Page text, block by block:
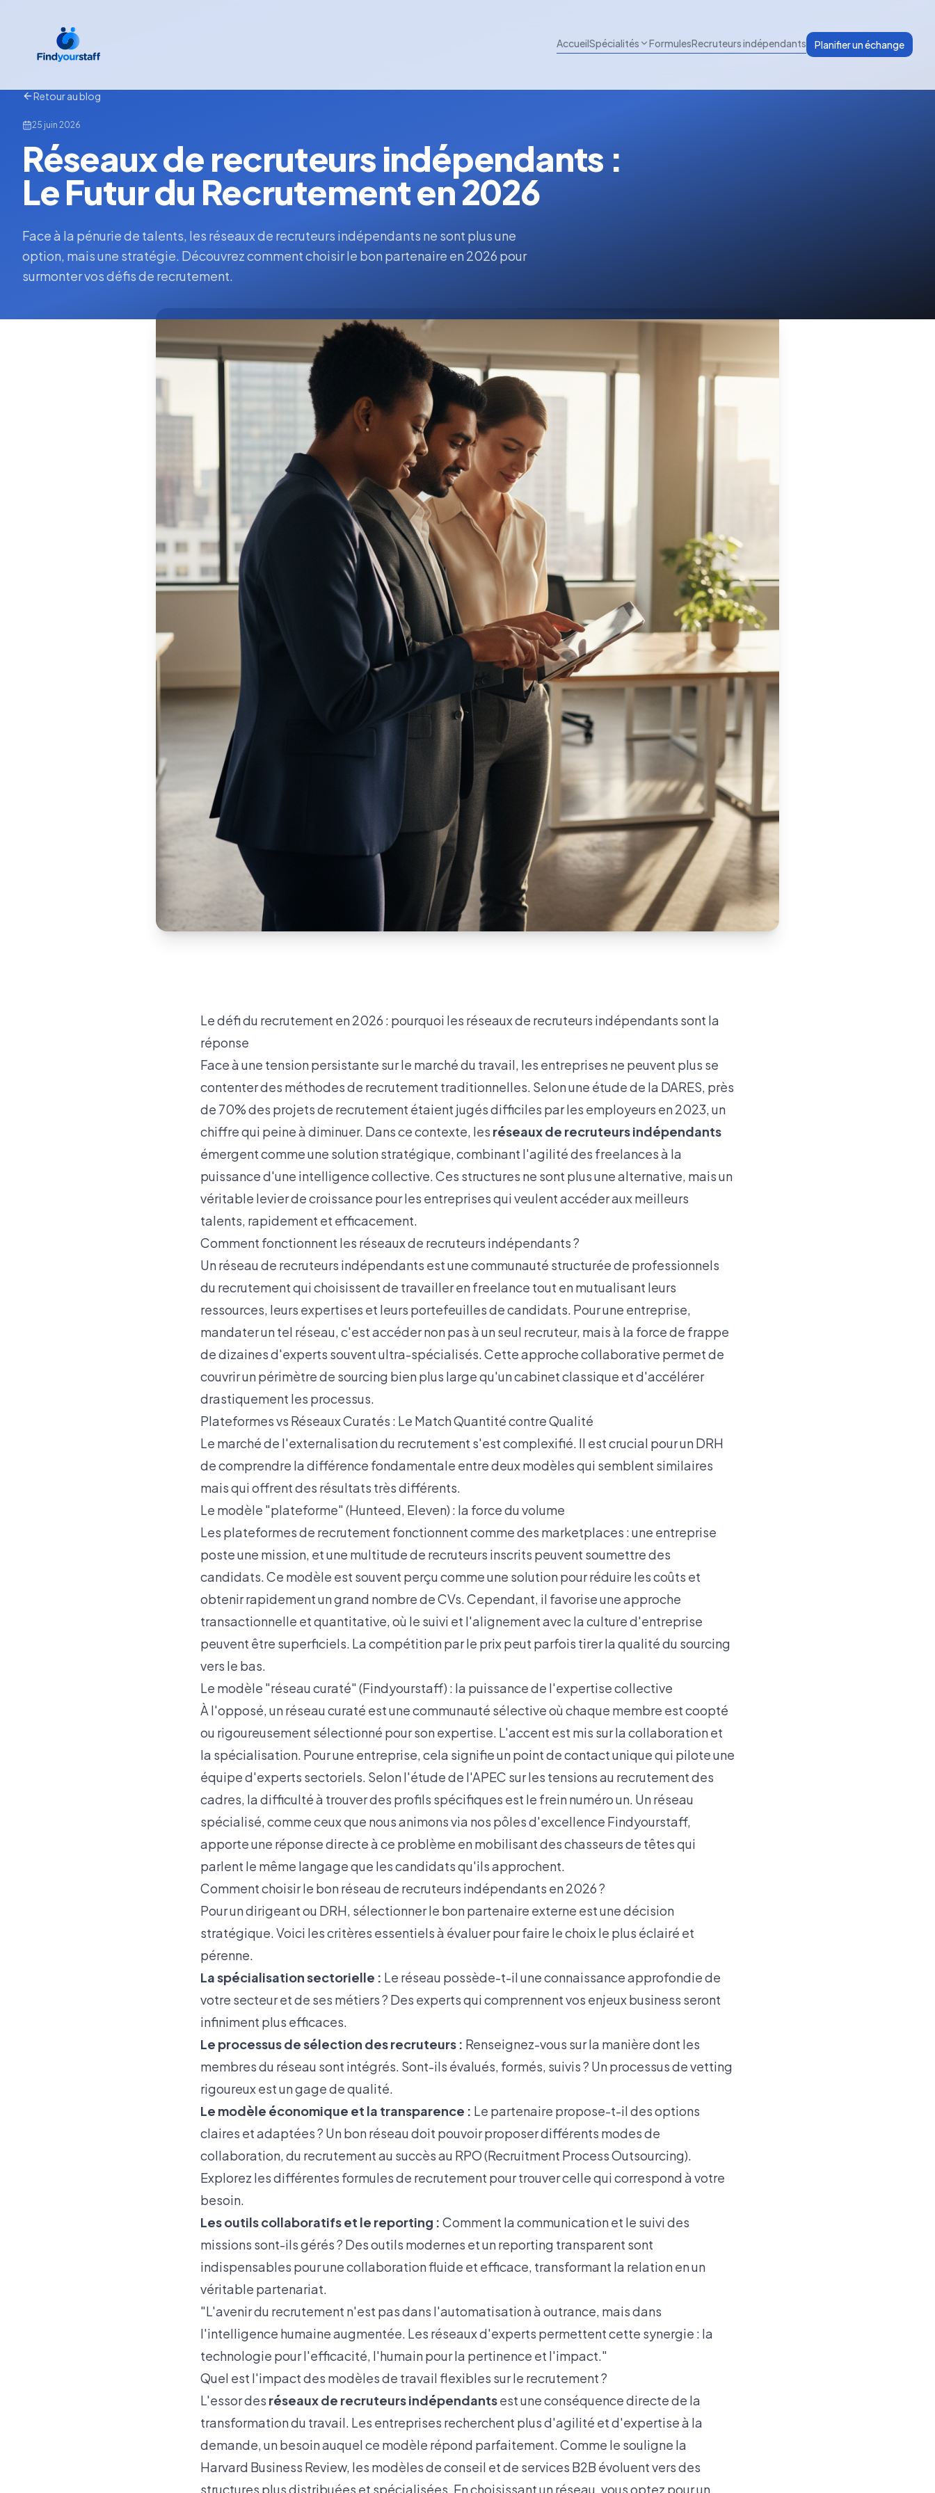
AccueilSpécialités FormulesRecruteurs indépendants Planifier un échange
Retour au blog
25 juin 2026
Réseaux de recruteurs indépendants :
Le Futur du Recrutement en 2026
Face à la pénurie de talents, les réseaux de recruteurs indépendants ne sont plus une
option, mais une stratégie. Découvrez comment choisir le bon partenaire en 2026 pour
surmonter vos défis de recrutement.
Le défi du recrutement en 2026 : pourquoi les réseaux de recruteurs indépendants sont la
réponse
Face à une tension persistante sur le marché du travail, les entreprises ne peuvent plus se
contenter des méthodes de recrutement traditionnelles. Selon une étude de la DARES, près
de 70% des projets de recrutement étaient jugés difficiles par les employeurs en 2023, un
chiffre qui peine à diminuer. Dans ce contexte, les réseaux de recruteurs indépendants
émergent comme une solution stratégique, combinant l'agilité des freelances à la
puissance d'une intelligence collective. Ces structures ne sont plus une alternative, mais un
véritable levier de croissance pour les entreprises qui veulent accéder aux meilleurs
talents, rapidement et efficacement.
Comment fonctionnent les réseaux de recruteurs indépendants ?
Un réseau de recruteurs indépendants est une communauté structurée de professionnels
du recrutement qui choisissent de travailler en freelance tout en mutualisant leurs
ressources, leurs expertises et leurs portefeuilles de candidats. Pour une entreprise,
mandater un tel réseau, c'est accéder non pas à un seul recruteur, mais à la force de frappe
de dizaines d'experts souvent ultra-spécialisés. Cette approche collaborative permet de
couvrir un périmètre de sourcing bien plus large qu'un cabinet classique et d'accélérer
drastiquement les processus.
Plateformes vs Réseaux Curatés : Le Match Quantité contre Qualité
Le marché de l'externalisation du recrutement s'est complexifié. Il est crucial pour un DRH
de comprendre la différence fondamentale entre deux modèles qui semblent similaires
mais qui offrent des résultats très différents.
Le modèle "plateforme" (Hunteed, Eleven) : la force du volume
Les plateformes de recrutement fonctionnent comme des marketplaces : une entreprise
poste une mission, et une multitude de recruteurs inscrits peuvent soumettre des
candidats. Ce modèle est souvent perçu comme une solution pour réduire les coûts et
obtenir rapidement un grand nombre de CVs. Cependant, il favorise une approche
transactionnelle et quantitative, où le suivi et l'alignement avec la culture d'entreprise
peuvent être superficiels. La compétition par le prix peut parfois tirer la qualité du sourcing
vers le bas.
Le modèle "réseau curaté" (Findyourstaff) : la puissance de l'expertise collective
À l'opposé, un réseau curaté est une communauté sélective où chaque membre est coopté
ou rigoureusement sélectionné pour son expertise. L'accent est mis sur la collaboration et
la spécialisation. Pour une entreprise, cela signifie un point de contact unique qui pilote une
équipe d'experts sectoriels. Selon l'étude de l'APEC sur les tensions au recrutement des
cadres, la difficulté à trouver des profils spécifiques est le frein numéro un. Un réseau
spécialisé, comme ceux que nous animons via nos pôles d'excellence Findyourstaff,
apporte une réponse directe à ce problème en mobilisant des chasseurs de têtes qui
parlent le même langage que les candidats qu'ils approchent.
Comment choisir le bon réseau de recruteurs indépendants en 2026 ?
Pour un dirigeant ou DRH, sélectionner le bon partenaire externe est une décision
stratégique. Voici les critères essentiels à évaluer pour faire le choix le plus éclairé et
pérenne.
La spécialisation sectorielle : Le réseau possède-t-il une connaissance approfondie de
votre secteur et de ses métiers ? Des experts qui comprennent vos enjeux business seront
infiniment plus efficaces.
Le processus de sélection des recruteurs : Renseignez-vous sur la manière dont les
membres du réseau sont intégrés. Sont-ils évalués, formés, suivis ? Un processus de vetting
rigoureux est un gage de qualité.
Le modèle économique et la transparence : Le partenaire propose-t-il des options
claires et adaptées ? Un bon réseau doit pouvoir proposer différents modes de
collaboration, du recrutement au succès au RPO (Recruitment Process Outsourcing).
Explorez lesdifférentes formules de recrutement pour trouver celle qui correspond à votre
besoin.
Les outils collaboratifs et le reporting : Comment la communication et le suivi des
missions sont-ils gérés ? Des outils modernes et un reporting transparent sont
indispensables pour une collaboration fluide et efficace, transformant la relation en un
véritable partenariat.
"L'avenir du recrutement n'est pas dans l'automatisation à outrance, mais dans
l'intelligence humaine augmentée. Les réseaux d'experts permettent cette synergie : la
technologie pour l'efficacité, l'humain pour la pertinence et l'impact."
Quel est l'impact des modèles de travail flexibles sur le recrutement ?
L'essor des réseaux de recruteurs indépendantsest une conséquence directe de la
transformation du travail. Les entreprises recherchent plus d'agilité et d'expertise à la
demande, un besoin auquel ce modèle répond parfaitement. Comme le souligne la
Harvard Business Review, les modèles de conseil et de services B2B évoluent vers des
structures plus distribuées et spécialisées. En choisissant un réseau, vous optez pour un